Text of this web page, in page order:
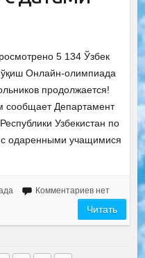
5 134 Ўзбек
ўқиш Онлайн-олимпиада
продолжается!
сообщает Департамент
Узбекистан по
с одаренными учащимися
Комментариев нет
Читать